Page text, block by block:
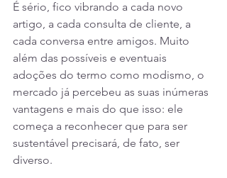
É sério, fico vibrando a cada novo
artigo, a cada consulta de cliente, a
cada conversa entre amigos. Muito
além das possíveis e eventuais
adoções do termo como modismo, o
mercado já percebeu as suas inúmeras
vantagens e mais do que isso: ele
começa a reconhecer que para ser
sustentável precisará, de fato, ser
diverso.